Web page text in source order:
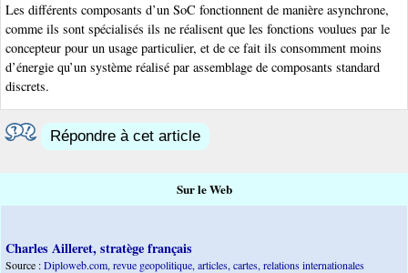
Les différents composants d’un SoC fonctionnent de manière asynchrone,
comme ils sont spécialisés ils ne réalisent que les fonctions voulues par le
concepteur pour un usage particulier, et de ce fait ils consomment moins
d’énergie qu’un système réalisé par assemblage de composants standard
discrets.
Répondre à cet article
Sur le Web
Charles Ailleret, stratège français
Source :Diploweb.com, revue geopolitique, articles, cartes, relations internationales